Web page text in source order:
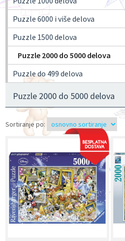
Puzzle 6000 i više delova
Puzzle 1500 delova
Puzzle 2000 do 5000 delova
Puzzle do 499 delova
Puzzle 2000 do 5000 delova
Sortiranje po: